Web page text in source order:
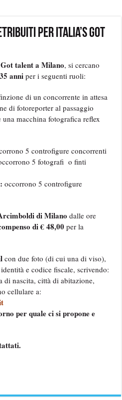
per Italia’s Got
talent a Milano, si cercano
anniper i seguenti ruoli:
di un concorrente in attesa
di fotoreporter al passaggio
macchina fotografica reflex
5 controfigure concorrenti
5 fotografi o finti
occorrono 5 controfigure
di Milano dalle ore
di € 48,00 per la
con due foto (di cui una di viso),
e codice fiscale, scrivendo:
di nascita, città di abitazione,
cellulare a:
per quale ci si propone e